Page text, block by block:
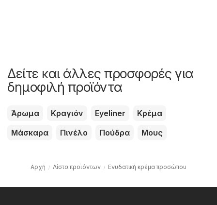
Δείτε και άλλες προσφορές για
δημοφιλή προϊόντα
Άρωμα Κραγιόν Eyeliner
Κρέμα
Μάσκαρα
Πινέλο Πούδρα Μους
Αρχή Λίστα προϊόντων Ενυδατική κρέμα προσώπου